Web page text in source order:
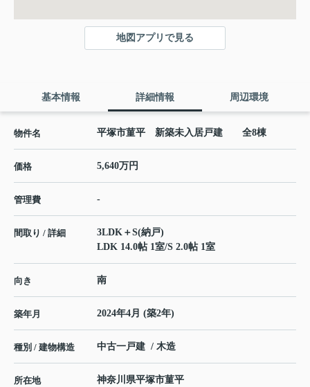
地図アプリで見る
基本情報 詳細情報 周辺環境
物件名 平塚市菫平 新築未入居戸建 全8棟
価格 5,640万円
管理費 -
間取り / 詳細
3LDK＋S(納戸)
LDK 14.0帖 1室/S 2.0帖 1室
向き 南
築年月 2024年4月 (築2年)
種別 / 建物構造 中古一戸建 / 木造
所在地 神奈川県平塚市菫平